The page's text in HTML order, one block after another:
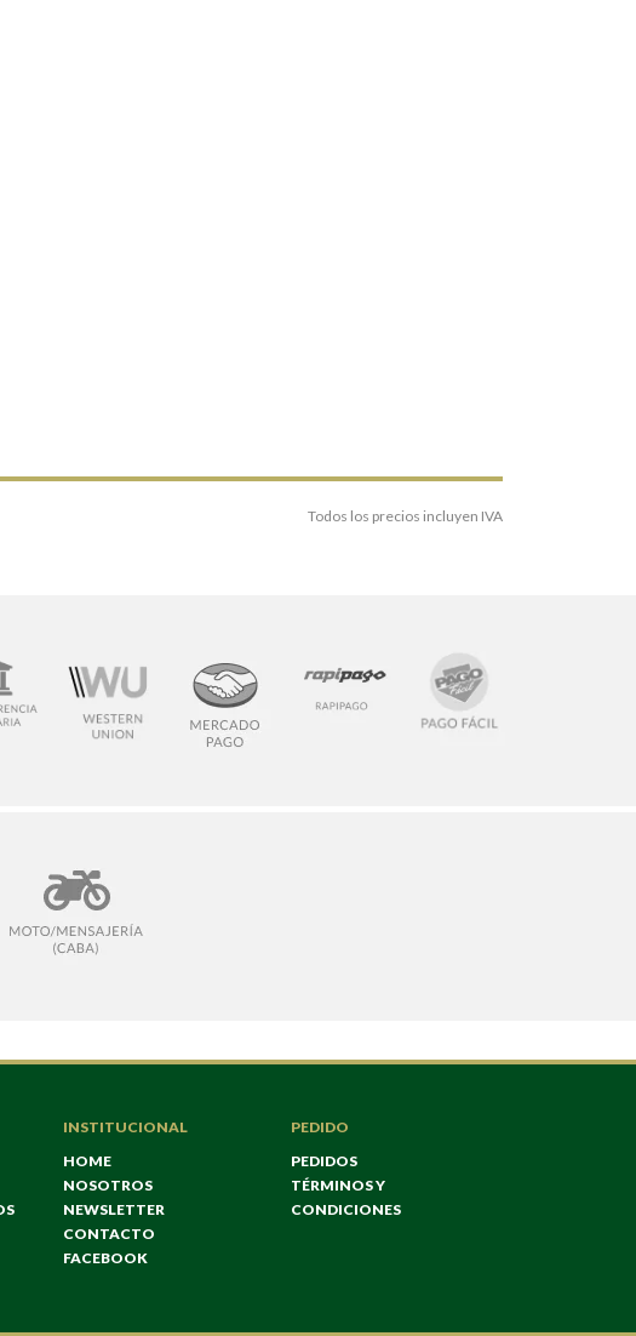
Todos los precios incluyen IVA
INSTITUCIONAL
HOME
NOSOTROS
NEWSLETTER
CONTACTO
FACEBOOK
PEDIDO
PEDIDOS
TÉRMINOS Y
CONDICIONES